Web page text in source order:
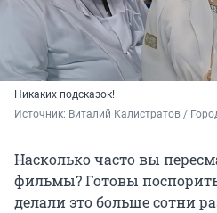
Никаких подсказок!
Источник: Виталий Калистратов /
Насколько часто вы
фильмы? Готовы
делали это больше сотни